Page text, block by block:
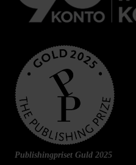
Publishingpriset Guld 2025